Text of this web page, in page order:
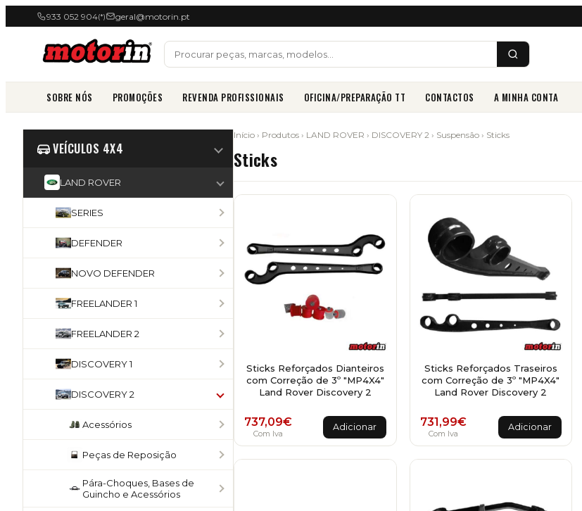
933 052 904(*) geral@motorin.pt
SOBRE NÓS PROMOÇÕES REVENDA PROFISSIONAIS OFICINA/PREPARAÇÃO TT CONTACTOS A MINHA CONTA
VEÍCULOS 4X4
LAND ROVER
SERIES
DEFENDER
NOVO DEFENDER
FREELANDER 1
FREELANDER 2
DISCOVERY 1
DISCOVERY 2
Acessórios
Peças de Reposição
Pára-Choques, Bases de
Guincho e Acessórios
Início › Produtos › LAND ROVER › DISCOVERY 2 › Suspensão › Sticks
Sticks
Sticks Reforçados Dianteiros
com Correção de 3º "MP4X4"
Land Rover Discovery 2
737,09€
Com Iva
Adicionar
Sticks Reforçados Traseiros
com Correção de 3º "MP4X4"
Land Rover Discovery 2
731,99€
Com Iva
Adicionar